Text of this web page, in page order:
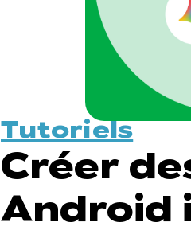
Tutoriels
Créer
Android